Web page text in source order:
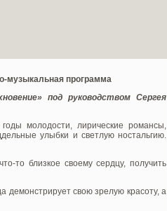
музыкальная программа
под руководством Сергея
молодости, лирические романсы,
улыбки и светлую ностальгию.
то близкое своему сердцу, получить
демонстрирует свою зрелую красоту, а